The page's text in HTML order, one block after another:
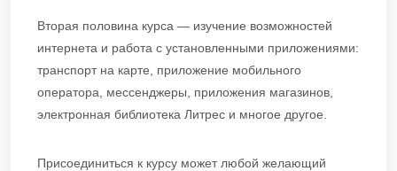
Вторая половина курса — изучение возможностей
интернета и работа с установленными приложениями:
транспорт на карте, приложение мобильного
оператора, мессенджеры, приложения магазинов,
электронная библиотека Литрес и многое другое.
Присоединиться к курсу может любой желающий